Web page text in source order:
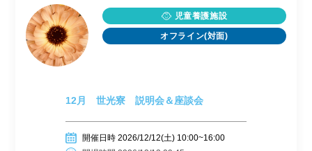
児童養護施設
オフライン(対面)
12月 世光寮 説明会＆座談会
開催日時 2026/12/12(土) 10:00~16:00